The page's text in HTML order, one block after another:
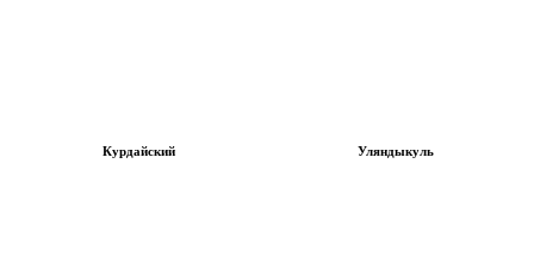
Курдайский Уляндыкуль